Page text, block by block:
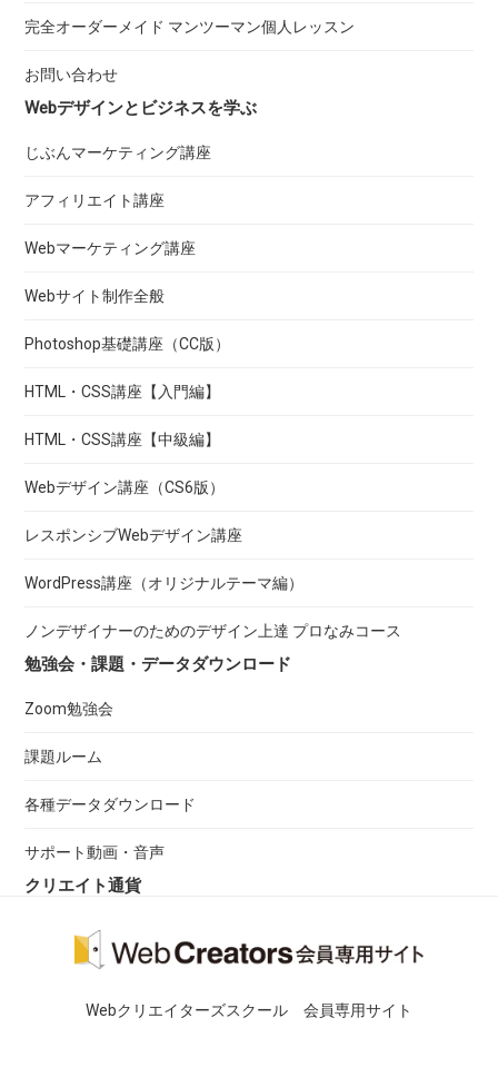
完全オーダーメイド マンツーマン個人レッスン
お問い合わせ
Webデザインとビジネスを学ぶ
じぶんマーケティング講座
アフィリエイト講座
Webマーケティング講座
Webサイト制作全般
Photoshop基礎講座（CC版）
HTML・CSS講座【入門編】
HTML・CSS講座【中級編】
Webデザイン講座（CS6版）
レスポンシブWebデザイン講座
WordPress講座（オリジナルテーマ編）
ノンデザイナーのためのデザイン上達 プロなみコース
勉強会・課題・データダウンロード
Zoom勉強会
課題ルーム
各種データダウンロード
サポート動画・音声
クリエイト通貨
Webクリエイターズスクール 会員専用サイト